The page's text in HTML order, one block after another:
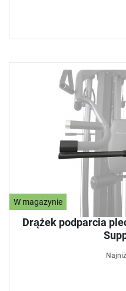
W magazynie
Drążek podparcia